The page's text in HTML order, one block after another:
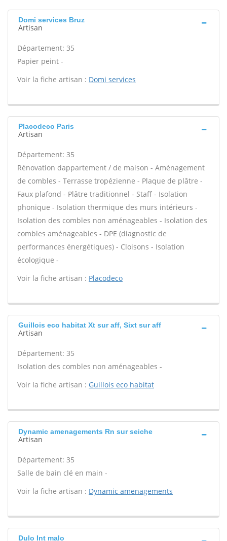
Domi services Bruz
Artisan
Département: 35
Papier peint -
Voir la fiche artisan : Domi services
Placodeco Paris
Artisan
Département: 35
Rénovation dappartement / de maison - Aménagement
de combles - Terrasse tropézienne - Plaque de plâtre -
Faux plafond - Plâtre traditionnel - Staff - Isolation
phonique - Isolation thermique des murs intérieurs -
Isolation des combles non aménageables - Isolation des
combles aménageables - DPE (diagnostic de
performances énergétiques) - Cloisons - Isolation
écologique -
Voir la fiche artisan : Placodeco
Guillois eco habitat Xt sur aff, Sixt sur aff
Artisan
Département: 35
Isolation des combles non aménageables -
Voir la fiche artisan : Guillois eco habitat
Dynamic amenagements Rn sur seiche
Artisan
Département: 35
Salle de bain clé en main -
Voir la fiche artisan : Dynamic amenagements
Dulo Int malo